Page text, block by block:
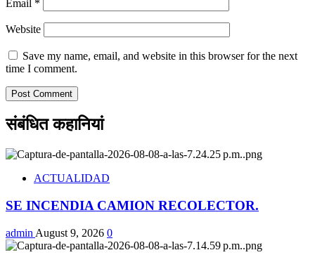
Email *
Website
Save my name, email, and website in this browser for the next
time I comment.
संबंधित कहानियां
ACTUALIDAD
SE INCENDIA CAMION RECOLECTOR.
admin August 9, 2026 0